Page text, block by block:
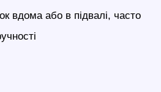
вдома або в підвалі, часто